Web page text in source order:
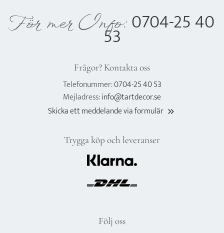
För mer Info: 0704-25 40
53
Frågor? Kontakta oss
Telefonummer:0704-25 40 53
Mejladress:info@tartdecor.se
Skicka ett meddelande via formulär keyboard_double_arrow_right
Trygga köp och leveranser
Följ oss